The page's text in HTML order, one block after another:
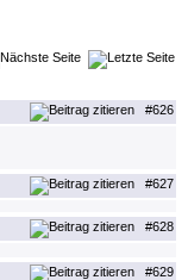
#626
#627
#628
#629